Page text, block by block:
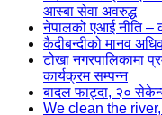
आस्बा सेवा अवरुद्ध
नेपालको एआई नीति –
कैदीबन्दीको मानव
टोखा नगरपालिकामा
कार्यक्रम सम्पन्न
बादल फाट्दा, २०
We clean the